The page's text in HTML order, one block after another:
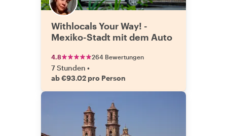
Withlocals Your Way! -
Mexiko-Stadt mit dem Auto
4.8 264 Bewertungen
7 Stunden •
ab €93.02 pro Person